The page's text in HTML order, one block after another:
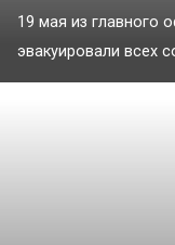
19 мая из главного
эвакуировали всех